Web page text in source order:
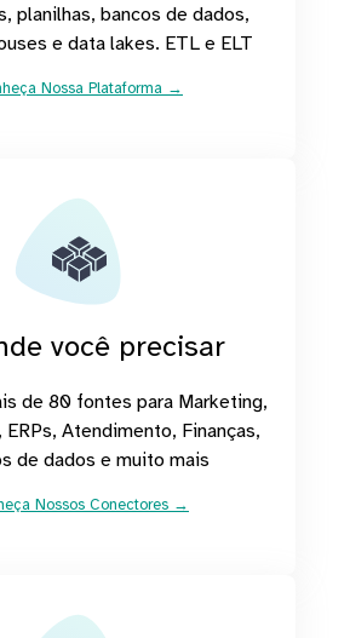
planilhas, bancos de dados,
e data lakes. ETL e ELT
Nossa Plataforma →
você precisar
de 80 fontes para Marketing,
ERPs, Atendimento, Finanças,
de dados e muito mais
Nossos Conectores →